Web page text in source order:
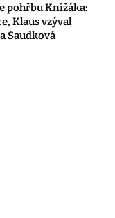
pohřbu Knížáka:
Klaus vzýval
Saudková